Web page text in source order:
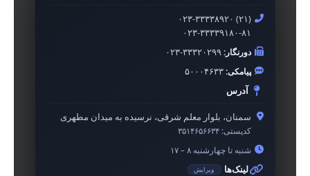
۰۲۳-۳۳۳۳۸۹۲۰ (۲۱)
۰۲۳-۳۳۳۳۹۱۸۰-۸۱
دورنگار:۰۲۳-۳۳۳۲۰۲۹۹
پیامکی:۵۰۰۰۴۶۳۳
آدرس
سمنان، بلوار معلم شرقی، نرسیده به میدان مطهری
کدپستی: ۳۵۱۴۶۵۶۶۳۴
شنبه تا چهارشنبه ۸ – ۱۷
لینک‌ها ویرایش